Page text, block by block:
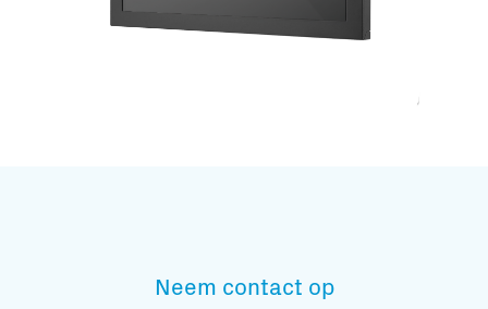
Neem contact op
En blijf op de hoogte